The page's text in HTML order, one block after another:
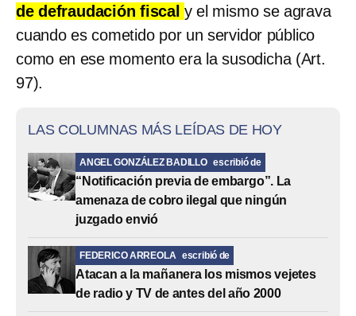
de defraudación fiscaly el mismo se agrava
cuando es cometido por un servidor público
como en ese momento era la susodicha (Art.
97).
LAS COLUMNAS MÁS LEÍDAS DE HOY
ANGEL GONZÁLEZ BADILLO escribió de
“Notificación previa de embargo”. La
amenaza de cobro ilegal que ningún
juzgado envió
FEDERICO ARREOLA escribió de
Atacan a la mañanera los mismos vejetes
de radio y TV de antes del año 2000